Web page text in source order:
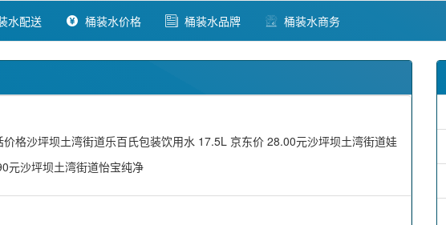
水配送 桶装水价格 桶装水品牌 桶装水商务
格沙坪坝土湾街道乐百氏包装饮用水 17.5L 京东价 28.00元沙坪坝土湾街道娃
元沙坪坝土湾街道怡宝纯净